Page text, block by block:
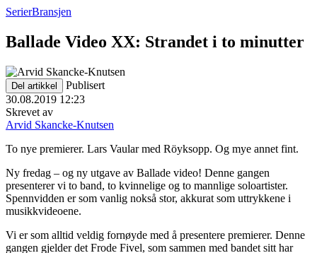
SerierBransjen
Ballade Video XX: Strandet i to minutter
Del artikkel
Publisert
30.08.2019 12:23
Skrevet av
Arvid Skancke-Knutsen
To nye premierer. Lars Vaular med Röyksopp. Og mye annet fint.
Ny fredag – og ny utgave av Ballade video! Denne gangen
presenterer vi to band, to kvinnelige og to mannlige soloartister.
Spennvidden er som vanlig nokså stor, akkurat som uttrykkene i
musikkvideoene.
Vi er som alltid veldig fornøyde med å presentere premierer. Denne
gangen gjelder det Frode Fivel, som sammen med bandet sitt har